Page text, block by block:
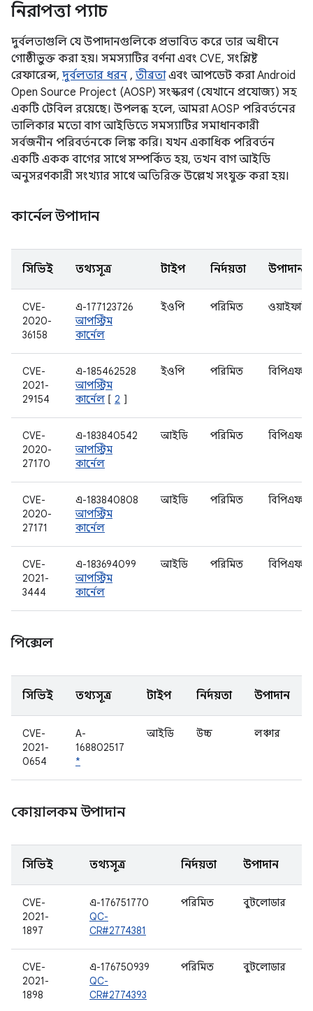
নিরাপত্তা প্যাচ
দুর্বলতাগুলি যে উপাদানগুলিকে প্রভাবিত করে তার অধীনে
গোষ্ঠীভুক্ত করা হয়। সমস্যাটির বর্ণনা এবং CVE, সংশ্লিষ্ট
রেফারেন্স, দুর্বলতার ধরন , তীব্রতাএবং আপডেট করা Android
Open Source Project (AOSP) সংস্করণ (যেখানে প্রযোজ্য) সহ
একটি টেবিল রয়েছে। উপলব্ধ হলে, আমরা AOSP পরিবর্তনের
তালিকার মতো বাগ আইডিতে সমস্যাটির সমাধানকারী
সর্বজনীন পরিবর্তনকে লিঙ্ক করি। যখন একাধিক পরিবর্তন
একটি একক বাগের সাথে সম্পর্কিত হয়, তখন বাগ আইডি
অনুসরণকারী সংখ্যার সাথে অতিরিক্ত উল্লেখ সংযুক্ত করা হয়।
কার্নেল উপাদান
সিভিই তথ্যসূত্র টাইপ নির্দয়তা উপাদান
CVE-
2020-
36158
এ-177123726
আপস্ট্রিম
কার্নেল
ইওপি পরিমিত ওয়াইফাই
CVE-
2021-
29154
এ-185462528
আপস্ট্রিম
কার্নেল [ 2 ]
ইওপি পরিমিত বিপিএফ
CVE-
2020-
27170
এ-183840542
আপস্ট্রিম
কার্নেল
আইডি পরিমিত বিপিএফ
CVE-
2020-
27171
এ-183840808
আপস্ট্রিম
কার্নেল
আইডি পরিমিত বিপিএফ
CVE-
2021-
3444
এ-183694099
আপস্ট্রিম
কার্নেল
আইডি পরিমিত বিপিএফ
পিক্সেল
সিভিই তথ্যসূত্র টাইপ নির্দয়তা উপাদান
CVE-
2021-
0654
A-
168802517
*
আইডি উচ্চ লঞ্চার
কোয়ালকম উপাদান
সিভিই তথ্যসূত্র নির্দয়তা উপাদান
CVE-
2021-
1897
এ-176751770
QC-
CR#2774381
পরিমিত বুটলোডার
CVE-
2021-
1898
এ-176750939
QC-
CR#2774393
পরিমিত বুটলোডার